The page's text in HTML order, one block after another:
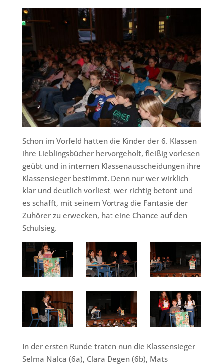
Schon im Vorfeld hatten die Kinder der 6. Klassen
ihre Lieblingsbücher hervorgeholt, fleißig vorlesen
geübt und in internen Klassenausscheidungen ihre
Klassensieger bestimmt. Denn nur wer wirklich
klar und deutlich vorliest, wer richtig betont und
es schafft, mit seinem Vortrag die Fantasie der
Zuhörer zu erwecken, hat eine Chance auf den
Schulsieg.
In der ersten Runde traten nun die Klassensieger
Selma Nalca (6a), Clara Degen (6b), Mats